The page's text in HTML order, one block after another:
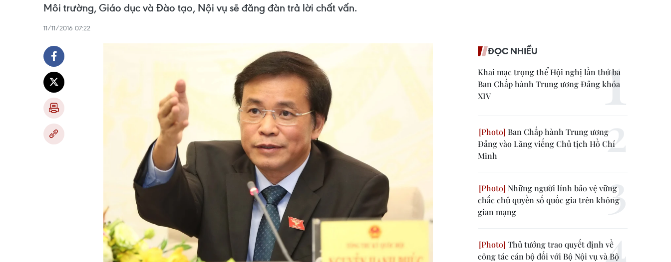
Môi trường, Giáo dục và Đào tạo, Nội vụ sẽ đăng đàn trả lời chất vấn.
11/11/2016 07:22
ĐỌC NHIỀU
Khai mạc trọng thể Hội nghị lần thứ ba
Ban Chấp hành Trung ương Đảng khóa
XIV
Ban Chấp hành Trung ương
Đảng vào Lăng viếng Chủ tịch Hồ Chí
Minh
Những người lính bảo vệ vững
chắc chủ quyền số quốc gia trên không
gian mạng
Thủ tướng trao quyết định về
công tác cán bộ đối với Bộ Nội vụ và Bộ